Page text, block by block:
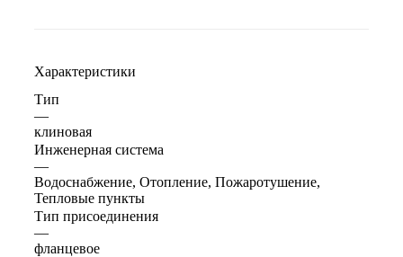
Характеристики
Тип
—
клиновая
Инженерная система
—
Водоснабжение, Отопление, Пожаротушение,
Тепловые пункты
Тип присоединения
—
фланцевое